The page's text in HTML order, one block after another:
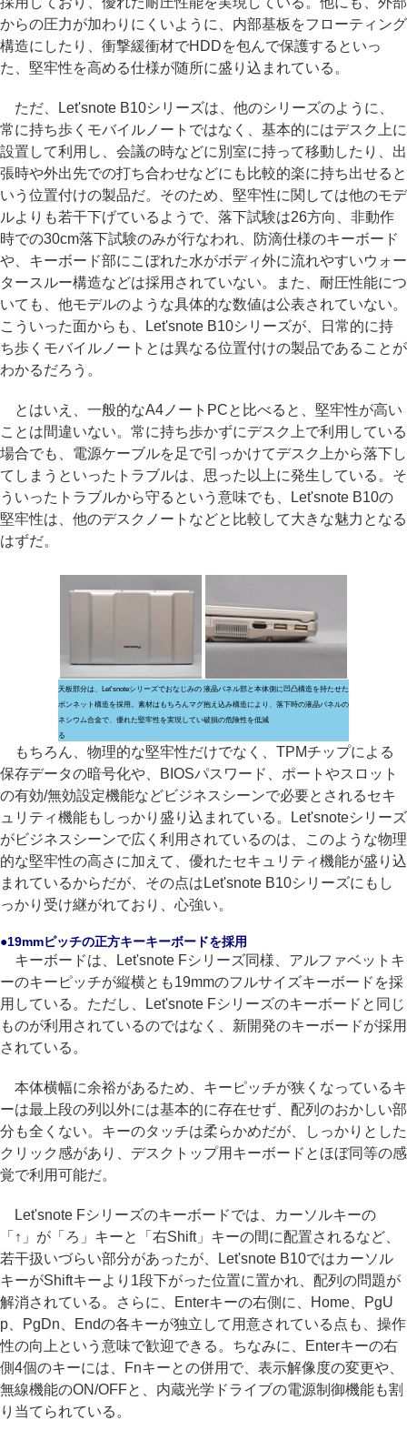
からの圧力が加わりにくいように、内部基板をフローティング
構造にしたり、衝撃緩衝材でHDDを包んで保護するといっ
た、堅牢性を高める仕様が随所に盛り込まれている。
ただ、Let'snote B10シリーズは、他のシリーズのように、
常に持ち歩くモバイルノートではなく、基本的にはデスク上に
設置して利用し、会議の時などに別室に持って移動したり、出
張時や外出先での打ち合わせなどにも比較的楽に持ち出せると
いう位置付けの製品だ。そのため、堅牢性に関しては他のモデ
ルよりも若干下げているようで、落下試験は26方向、非動作
時での30cm落下試験のみが行なわれ、防滴仕様のキーボード
や、キーボード部にこぼれた水がボディ外に流れやすいウォー
タースルー構造などは採用されていない。また、耐圧性能につ
いても、他モデルのような具体的な数値は公表されていない。
こういった面からも、Let'snote B10シリーズが、日常的に持
ち歩くモバイルノートとは異なる位置付けの製品であることが
わかるだろう。
とはいえ、一般的なA4ノートPCと比べると、堅牢性が高い
ことは間違いない。常に持ち歩かずにデスク上で利用している
場合でも、電源ケーブルを足で引っかけてデスク上から落下し
てしまうといったトラブルは、思った以上に発生している。そ
ういったトラブルから守るという意味でも、Let'snote B10の
堅牢性は、他のデスクノートなどと比較して大きな魅力となる
はずだ。
天板部分は、Let'snoteシリーズでおなじみの
ボンネット構造を採用。素材はもちろんマグ
ネシウム合金で、優れた堅牢性を実現してい
る
液晶パネル部と本体側に凹凸構造を持たせた
抱え込み構造により、落下時の液晶パネルの
破損の危険性を低減
もちろん、物理的な堅牢性だけでなく、TPMチップによる
保存データの暗号化や、BIOSパスワード、ポートやスロット
の有効/無効設定機能などビジネスシーンで必要とされるセキ
ュリティ機能もしっかり盛り込まれている。Let'snoteシリーズ
がビジネスシーンで広く利用されているのは、このような物理
的な堅牢性の高さに加えて、優れたセキュリティ機能が盛り込
まれているからだが、その点はLet'snote B10シリーズにもし
っかり受け継がれており、心強い。
●19mmピッチの正方キーキーボードを採用
キーボードは、Let'snote Fシリーズ同様、アルファベットキ
ーのキーピッチが縦横とも19mmのフルサイズキーボードを採
用している。ただし、Let'snote Fシリーズのキーボードと同じ
ものが利用されているのではなく、新開発のキーボードが採用
されている。
本体横幅に余裕があるため、キーピッチが狭くなっているキ
ーは最上段の列以外には基本的に存在せず、配列のおかしい部
分も全くない。キーのタッチは柔らかめだが、しっかりとした
クリック感があり、デスクトップ用キーボードとほぼ同等の感
覚で利用可能だ。
Let'snote Fシリーズのキーボードでは、カーソルキーの
「↑」が「ろ」キーと「右Shift」キーの間に配置されるなど、
若干扱いづらい部分があったが、Let'snote B10ではカーソル
キーがShiftキーより1段下がった位置に置かれ、配列の問題が
解消されている。さらに、Enterキーの右側に、Home、PgU
p、PgDn、Endの各キーが独立して用意されている点も、操作
性の向上という意味で歓迎できる。ちなみに、Enterキーの右
側4個のキーには、Fnキーとの併用で、表示解像度の変更や、
無線機能のON/OFFと、内蔵光学ドライブの電源制御機能も割
り当てられている。